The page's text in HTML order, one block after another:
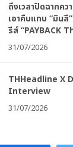
ถึงเวลาปิดฉากค
เอาคืนแทน “มินลี
รีส์ “PAYBACK
31/07/2026
THHeadline X
Interview
31/07/2026